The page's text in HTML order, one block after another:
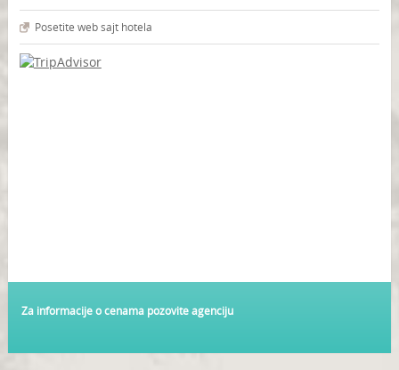
Posetite web sajt hotela
Za informacije o cenama pozovite agenciju